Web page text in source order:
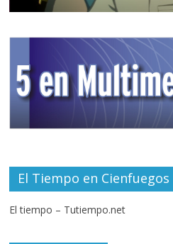
El Tiempo en Cienfuegos
El tiempo – Tutiempo.net